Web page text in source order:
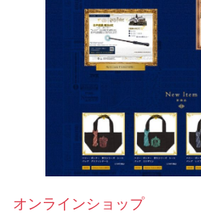
オンラインショップ